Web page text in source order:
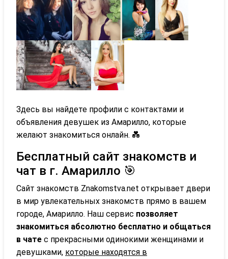
Здесь вы найдете профили с контактами и
объявления девушек из Амарилло, которые
желают знакомиться онлайн. 💑
Бесплатный сайт знакомств и
чат в г. Амарилло 🎯
Сайт знакомств Znakomstva.net открывает двери
в мир увлекательных знакомств прямо в вашем
городе, Амарилло. Наш сервис позволяет
знакомиться абсолютно бесплатно и общаться
в чате с прекрасными одинокими женщинами и
девушками, которые находятся в